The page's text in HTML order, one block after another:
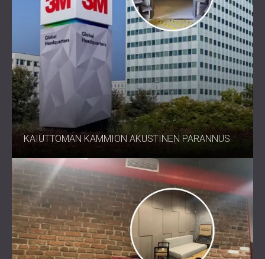
KAIUTTOMAN KAMMION AKUSTINEN PARANNUS